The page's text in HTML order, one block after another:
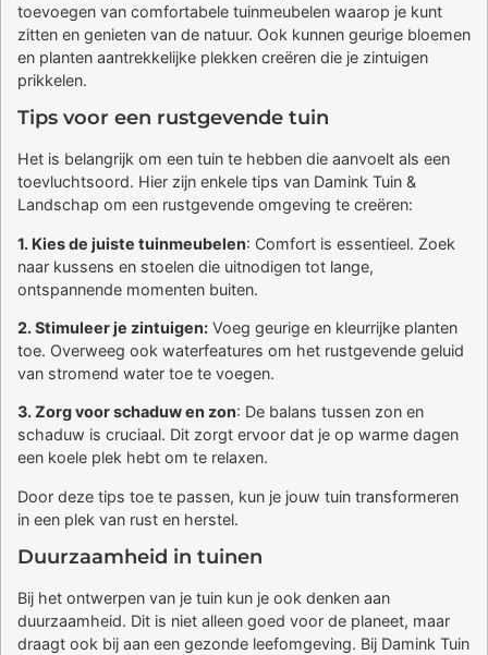
toevoegen van comfortabele tuinmeubelen waarop je kunt
zitten en genieten van de natuur. Ook kunnen geurige bloemen
en planten aantrekkelijke plekken creëren die je zintuigen
prikkelen.
Tips voor een rustgevende tuin
Het is belangrijk om een tuin te hebben die aanvoelt als een
toevluchtsoord. Hier zijn enkele tips van Damink Tuin &
Landschap om een rustgevende omgeving te creëren:
1. Kies de juiste tuinmeubelen: Comfort is essentieel. Zoek
naar kussens en stoelen die uitnodigen tot lange,
ontspannende momenten buiten.
2. Stimuleer je zintuigen: Voeg geurige en kleurrijke planten
toe. Overweeg ook waterfeatures om het rustgevende geluid
van stromend water toe te voegen.
3. Zorg voor schaduw en zon: De balans tussen zon en
schaduw is cruciaal. Dit zorgt ervoor dat je op warme dagen
een koele plek hebt om te relaxen.
Door deze tips toe te passen, kun je jouw tuin transformeren
in een plek van rust en herstel.
Duurzaamheid in tuinen
Bij het ontwerpen van je tuin kun je ook denken aan
duurzaamheid. Dit is niet alleen goed voor de planeet, maar
draagt ook bij aan een gezonde leefomgeving. Bij Damink Tuin